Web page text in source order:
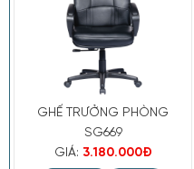
GHẾ TRƯỞNG PHÒNG
SG669
GIÁ: 3.180.000Đ